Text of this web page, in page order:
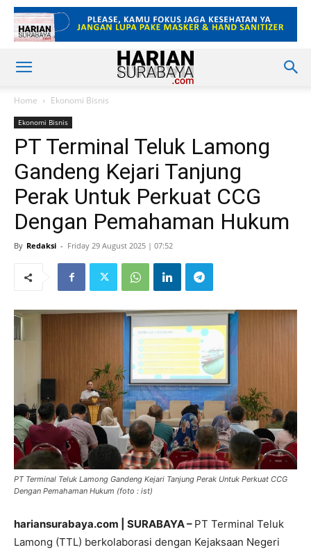
Home Ekonomi Bisnis
Ekonomi Bisnis
PT Terminal Teluk Lamong
Gandeng Kejari Tanjung
Perak Untuk Perkuat CCG
Dengan Pemahaman Hukum
By Redaksi - Friday 29 August 2025 | 07:52
PT Terminal Teluk Lamong Gandeng Kejari Tanjung Perak Untuk Perkuat CCG
Dengan Pemahaman Hukum (foto : ist)
hariansurabaya.com | SURABAYA – PT Terminal Teluk
Lamong (TTL) berkolaborasi dengan Kejaksaan Negeri